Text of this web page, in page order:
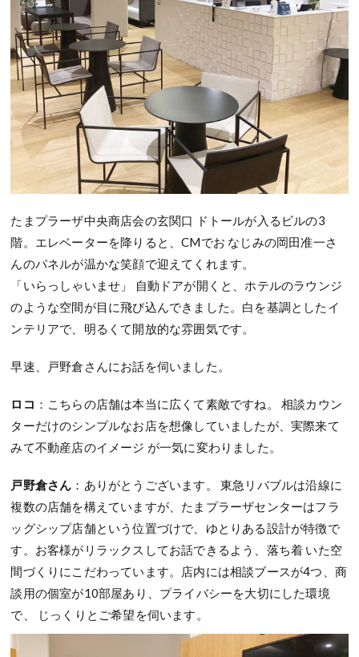
たまプラーザ中央商店会の玄関口 ドトールが入るビルの3
階。エレベーターを降りると、CMでお なじみの岡田准一さ
んのパネルが温かな笑顔で迎えてくれます。
「いらっしゃいませ」 自動ドアが開くと、ホテルのラウンジ
のような空間が目に飛び込んできました。白を基調としたイ
ンテリアで、明るくて開放的な雰囲気です。
早速、戸野倉さんにお話を伺いました。
ロコ ：こちらの店舗は本当に広くて素敵ですね。 相談カウン
ターだけのシンプルなお店を想像していましたが、実際来て
みて不動産店のイメージ が一気に変わりました。
戸野倉さん ：ありがとうございます。 東急リバブルは沿線に
複数の店舗を構えていますが、たまプラーザセンターはフラ
ッグシップ店舗という位置づけで、ゆとりある設計が特徴で
す。お客様がリラックスしてお話できるよう、落ち着 いた空
間づくりにこだわっています。店内には相談ブースが4つ、商
談用の個室が10部屋あり、プライバシーを大切にした環境
で、 じっくりとご希望を伺います。